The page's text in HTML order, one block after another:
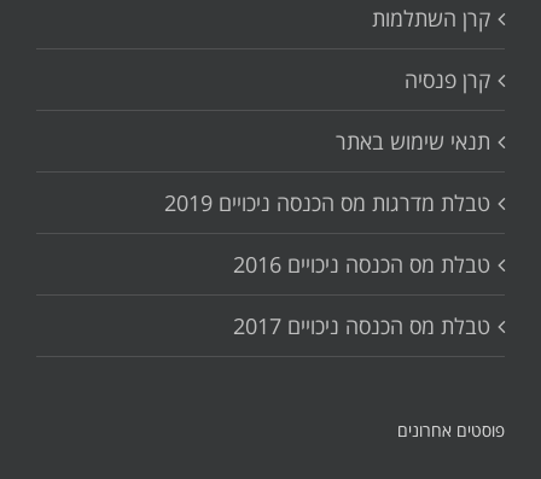
קרן השתלמות
קרן פנסיה
תנאי שימוש באתר
טבלת מדרגות מס הכנסה ניכויים 2019
טבלת מס הכנסה ניכויים 2016
טבלת מס הכנסה ניכויים 2017
פוסטים אחרונים